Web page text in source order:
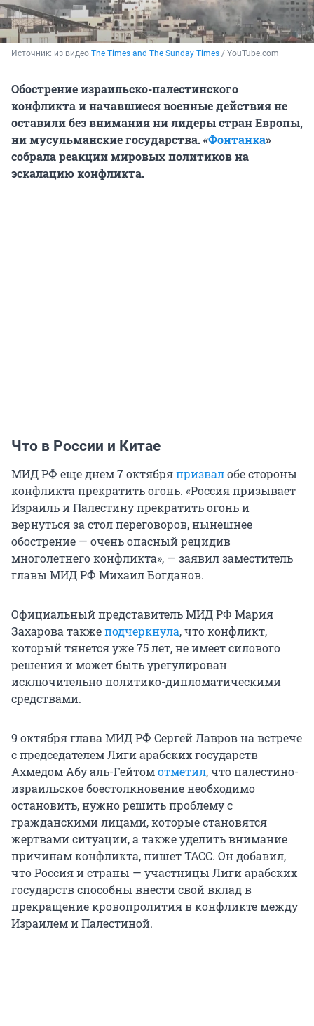
Источник: из видео The Times and The Sunday Times / YouTube.com
Обострение израильско-палестинского
конфликта и начавшиеся военные действия не
оставили без внимания ни лидеры стран Европы,
ни мусульманские государства. «Фонтанка»
собрала реакции мировых политиков на
эскалацию конфликта.
Что в России и Китае
МИД РФ еще днем 7 октябряпризвалобе стороны
конфликта прекратить огонь. «Россия призывает
Израиль и Палестину прекратить огонь и
вернуться за стол переговоров, нынешнее
обострение — очень опасный рецидив
многолетнего конфликта», — заявил заместитель
главы МИД РФ Михаил Богданов.
Официальный представитель МИД РФ Мария
Захарова такжеподчеркнула, что конфликт,
который тянется уже 75 лет, не имеет силового
решения и может быть урегулирован
исключительно политико-дипломатическими
средствами.
9 октября глава МИД РФ Сергей Лавров на встрече
с председателем Лиги арабских государств
Ахмедом Абу аль-Гейтомотметил, что палестино-
израильское боестолкновение необходимо
остановить, нужно решить проблему с
гражданскими лицами, которые становятся
жертвами ситуации, а также уделить внимание
причинам конфликта, пишет ТАСС. Он добавил,
что Россия и страны — участницы Лиги арабских
государств способны внести свой вклад в
прекращение кровопролития в конфликте между
Израилем и Палестиной.